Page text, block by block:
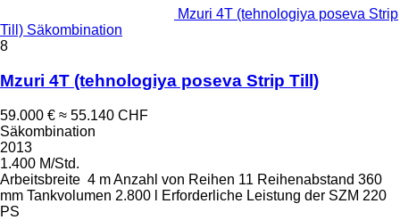
Mzuri 4T (tehnologiya poseva Strip
Till) Säkombination
8
Mzuri 4T (tehnologiya poseva Strip Till)
59.000 € ≈ 55.140 CHF
Säkombination
2013
1.400 M/Std.
Arbeitsbreite 4 mAnzahl von Reihen 11 Reihenabstand 360
mm Tankvolumen 2.800 l Erforderliche Leistung der SZM 220
PS